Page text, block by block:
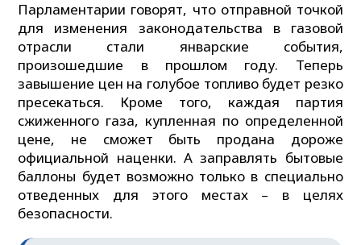
Парламентарии говорят, что отправной точкой
для изменения законодательства в газовой
отрасли стали январские события,
произошедшие в прошлом году. Теперь
завышение цен на голубое топливо будет резко
пресекаться. Кроме того, каждая партия
сжиженного газа, купленная по определенной
цене, не сможет быть продана дороже
официальной наценки. А заправлять бытовые
баллоны будет возможно только в специально
отведенных для этого местах – в целях
безопасности.